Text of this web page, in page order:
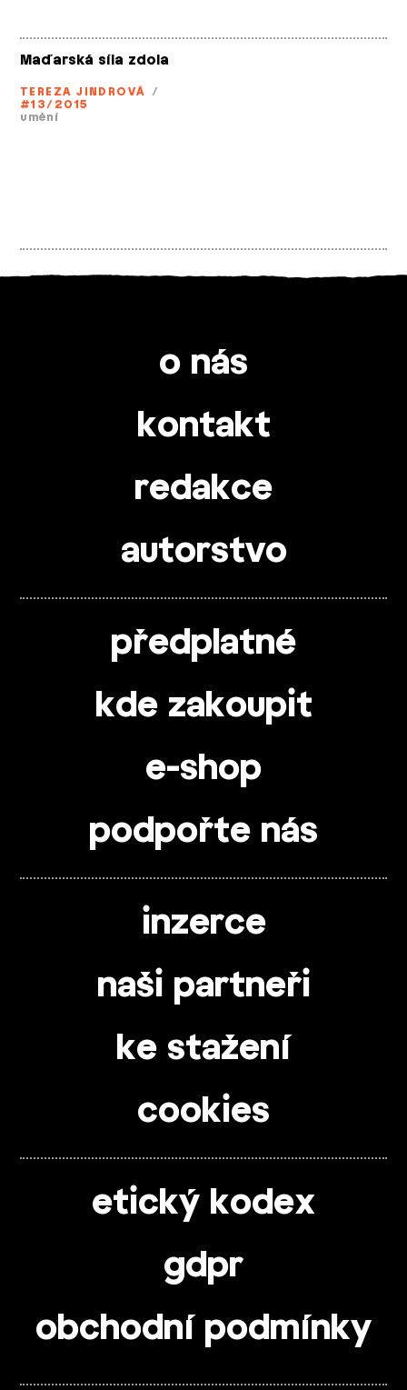
Maďarská síla zdola
TEREZA JINDROVÁ /
#13/2015
umění
o nás
kontakt
redakce
autorstvo
předplatné
kde zakoupit
e-shop
podpořte nás
inzerce
naši partneři
ke stažení
cookies
etický kodex
gdpr
obchodní podmínky